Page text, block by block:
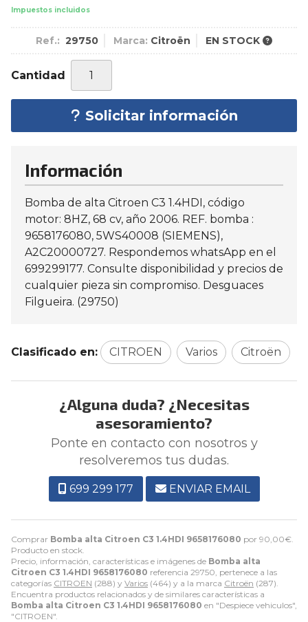
Impuestos incluidos
Ref.: 29750 Marca: Citroën EN STOCK
Cantidad
Solicitar información
Comprar Bomba alta Citroen C3 1.4HDI 9658176080 por 90,00€
Producto en stock.
Precio, información, características e imágenes de Bomba alta
Citroen C3 1.4HDI 9658176080 referencia 29750, pertenece a las
categorías CITROEN (288) y Varios (464) y a la marca Citroën (287).
Encuentra productos relacionados y de similares características a
Bomba alta Citroen C3 1.4HDI 9658176080 en "Despiece vehiculos",
"CITROEN".
Información
Bomba de alta Citroen C3 1.4HDI, código
motor: 8HZ, 68 cv, año 2006. REF. bomba :
9658176080, 5WS40008 (SIEMENS),
A2C20000727. Respondemos whatsApp en el
699299177. Consulte disponibilidad y precios de
cualquier pieza sin compromiso. Desguaces
Filgueira. (29750)
Clasificado en: CITROEN Varios Citroën
¿Alguna duda? ¿Necesitas
asesoramiento?
Ponte en contacto con nosotros y
resolveremos tus dudas.
699 299 177 ENVIAR EMAIL